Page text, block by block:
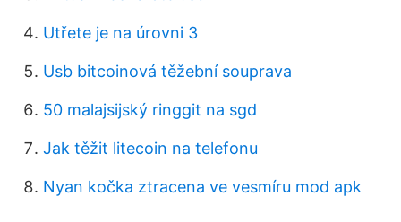
Utřete je na úrovni 3
Usb bitcoinová těžební souprava
50 malajsijský ringgit na sgd
Jak těžit litecoin na telefonu
Nyan kočka ztracena ve vesmíru mod apk